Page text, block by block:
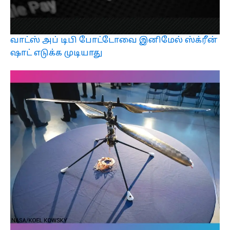
வாட்ஸ் அப் டிபி போட்டோவை இனிமேல் ஸ்க்ரீன்
ஷாட் எடுக்க முடியாது